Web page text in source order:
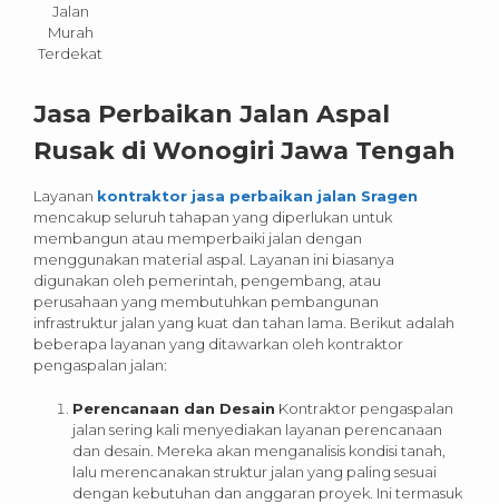
Jalan
Murah
Terdekat
Jasa Perbaikan Jalan Aspal
Rusak di Wonogiri Jawa Tengah
Layanan kontraktor jasa perbaikan jalan Sragen
mencakup seluruh tahapan yang diperlukan untuk
membangun atau memperbaiki jalan dengan
menggunakan material aspal. Layanan ini biasanya
digunakan oleh pemerintah, pengembang, atau
perusahaan yang membutuhkan pembangunan
infrastruktur jalan yang kuat dan tahan lama. Berikut adalah
beberapa layanan yang ditawarkan oleh kontraktor
pengaspalan jalan:
Perencanaan dan Desain Kontraktor pengaspalan
jalan sering kali menyediakan layanan perencanaan
dan desain. Mereka akan menganalisis kondisi tanah,
lalu merencanakan struktur jalan yang paling sesuai
dengan kebutuhan dan anggaran proyek. Ini termasuk